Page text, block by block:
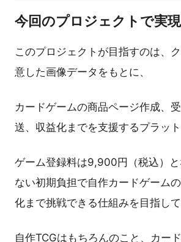
今回のプロジェクトで実
このプロジェクトが目指すのは、
意した画像データをもとに、
カードゲームの商品ページ作成、
送、収益化までを支援するプラット
ゲーム登録料は9,900円（税込）
ない初期負担で自作カードゲーム
化まで挑戦できる仕組みを目指して
自作TCGはもちろんのこと、カー